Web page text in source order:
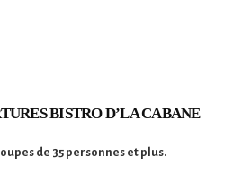
BISTRO D’LA CABANE
de 35 personnes et plus.